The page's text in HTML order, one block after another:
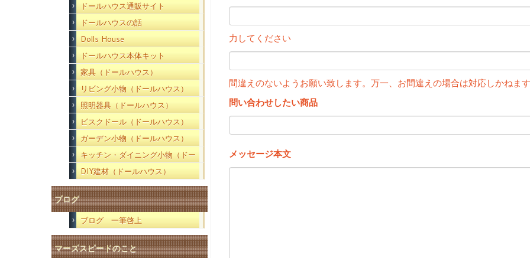
ドールハウス通販サイト
ドールハウスの話
Dolls House
ドールハウス本体キット
家具（ドールハウス）
リビング小物（ドールハウス）
照明器具（ドールハウス）
ビスクドール（ドールハウス）
ガーデン小物（ドールハウス）
キッチン・ダイニング小物（ドー
ルハウス）
DIY建材（ドールハウス）
ブログ
ブログ 一筆啓上
マーズスピードのこと
力してください
間違えのないようお願い致します。万一、お間違えの場合は対応しかねま
問い合わせしたい商品
メッセージ本文